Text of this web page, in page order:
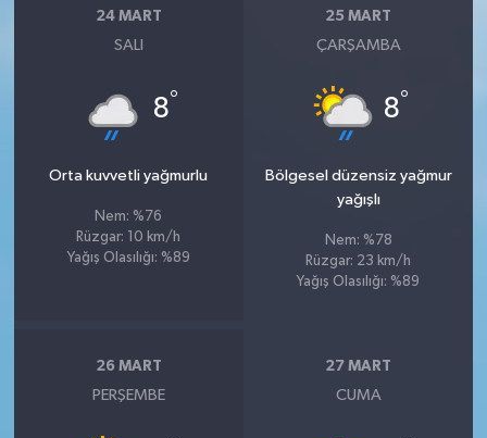
24 MART
SALI
8°
Orta kuvvetli yağmurlu
Nem: %76
Rüzgar: 10 km/h
Yağış Olasılığı: %89
25 MART
ÇARŞAMBA
8°
Bölgesel düzensiz yağmur
yağışlı
Nem: %78
Rüzgar: 23 km/h
Yağış Olasılığı: %89
26 MART
PERŞEMBE
27 MART
CUMA